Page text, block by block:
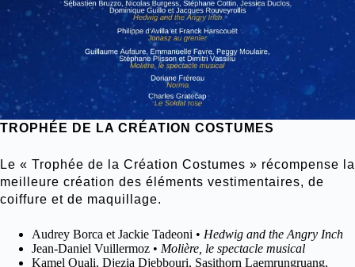
TROPHÉE DE LA CRÉATION COSTUMES
Le « Trophée de la Création Costumes » récompense la
meilleure création des éléments vestimentaires, de
coiffure et de maquillage.
Audrey Borca et Jackie Tadeoni • Hedwig and the Angry Inch
Jean-Daniel Vuillermoz • Molière, le spectacle musical
Kamel Ouali, Djezia Djebbouri, Sasithorn Laemrungruang,